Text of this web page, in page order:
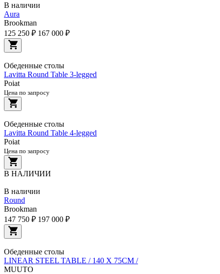
В наличии
Aura
Brookman
125 250 ₽ 167 000 ₽
Обеденные столы
Lavitta Round Table 3-legged
Poiat
Цена по запросу
Обеденные столы
Lavitta Round Table 4-legged
Poiat
Цена по запросу
В НАЛИЧИИ
В наличии
Round
Brookman
147 750 ₽ 197 000 ₽
Обеденные столы
LINEAR STEEL TABLE / 140 X 75CM /
MUUTO